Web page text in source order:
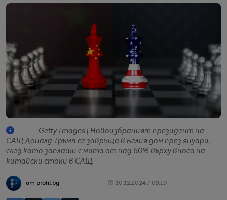
Getty Images | Новоизбраният президент на
САЩ Доналд Тръмп се завръща в Белия дом през януари,
след като заплаши с мита от над 60% върху вноса на
китайски стоки в САЩ.
от profit.bg 10.12.2024 / 09:19